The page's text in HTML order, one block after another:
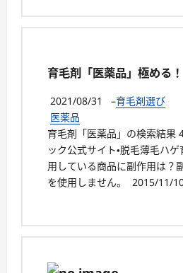
育毛剤「医薬品」極める！
2021/08/31 –育毛剤選び
医薬品
育毛剤「医薬品」の検索結果
ック公式サイト・脱毛薄毛ハ
用している商品に副作用は？
を使用しません。 2015/11/